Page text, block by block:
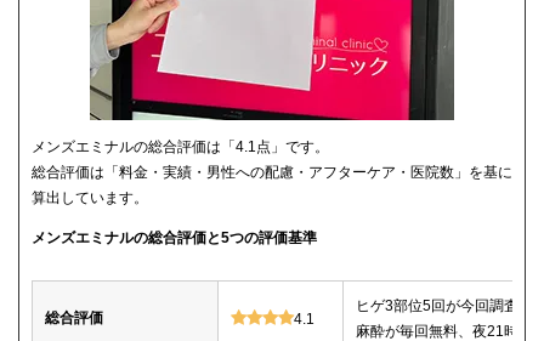
メンズエミナルの総合評価は「4.1点」です。
総合評価は「料金・実績・男性への配慮・アフターケア・医院数」を基に
算出しています。
メンズエミナルの総合評価と5つの評価基準
総合評価 4.1
ヒゲ3部位5回が今回調査し
麻酔が毎回無料、夜21時ま